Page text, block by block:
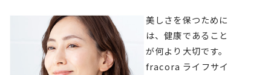
美しさを保つために
は、健康であること
が何より大切です。
fracora ライフサイ